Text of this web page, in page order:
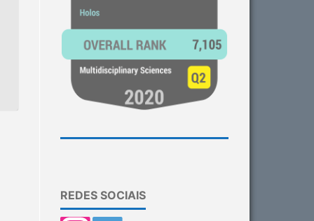
REDES SOCIAIS